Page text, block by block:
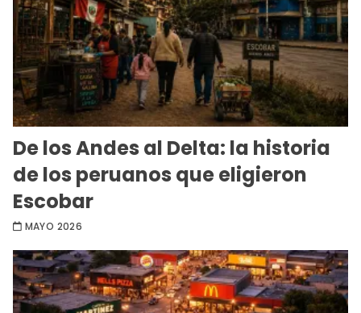
De los Andes al Delta: la historia
de los peruanos que eligieron
Escobar
MAYO 2026